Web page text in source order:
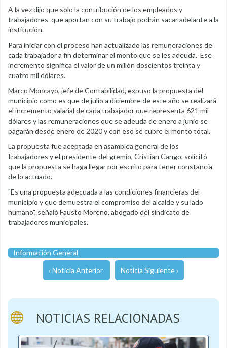
A la vez dijo que solo la contribución de los empleados y
trabajadores que aportan con su trabajo podrán sacar adelante a la
institución.
Para iniciar con el proceso han actualizado las remuneraciones de
cada trabajador a fin determinar el monto que se les adeuda. Ese
incremento significa el valor de un millón doscientos treinta y
cuatro mil dólares.
Marco Moncayo, jefe de Contabilidad, expuso la propuesta del
municipio como es que de julio a diciembre de este año se realizará
el incremento salarial de cada trabajador que representa 621 mil
dólares y las remuneraciones que se adeuda de enero a junio se
pagarán desde enero de 2020 y con eso se cubre el monto total.
La propuesta fue aceptada en asamblea general de los
trabajadores y el presidente del gremio, Cristian Cango, solicitó
que la propuesta se haga llegar por escrito para tener constancia
de lo actuado.
"Es una propuesta adecuada a las condiciones financieras del
municipio y que demuestra el compromiso del alcalde y su lado
humano", señaló Fausto Moreno, abogado del sindicato de
trabajadores municipales.
Información General
‹ Noticia Anterior Noticia Siguiente ›
NOTICIAS RELACIONADAS